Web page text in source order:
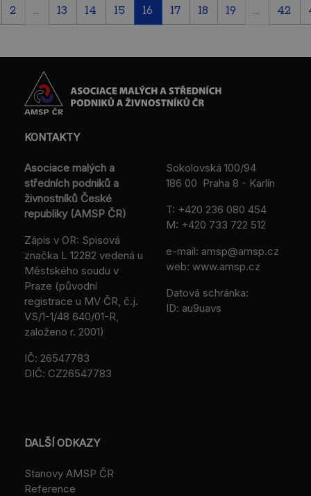
2 ... 13 14 15 16 17 18 19 ... 42
KONTAKTY
Asociace malých a
středních podniků a
živnostníků České
republiky (AMSP ČR)
Zápis v OR: Spisová
značka L 12282 vedená u
Městského soudu v
Praze (původní
registrace u MV ČR, č.j.
VS/1-1/48 640/01-R,
založeno r. 2001)
IČ: 26547783
DIČ: CZ26547783
Sokolovská 100/94
186 00 Praha 8 - Karlín
T: +420 236 080 454
M: +420 733 722 512
e-mail: amsp@amsp.cz
web: www.amsp.cz
Datová schránka:
ID: au9uavs
DALŠÍ ODKAZY
Stanovy AMSP ČR
Reference